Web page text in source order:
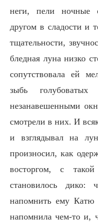
неги, пели ночные
другом в сладости и
тщательности,
бледная луна низко
сопутствовала ей
зыбь
незанавешенными
смотрели в них. И
и взглядывал на
произносил, как
восторгом, с
становилось
напомнить ему Катю
напомнила чем-то и,